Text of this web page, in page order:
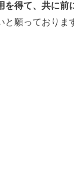
を得て、共に前
願っておりま